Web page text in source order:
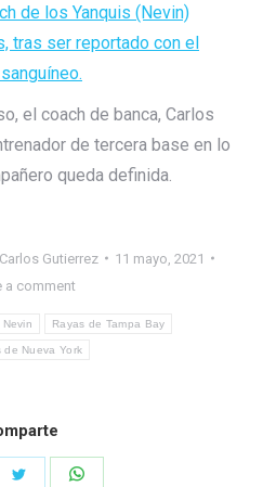
de los Yanquis (Nevin)
tras ser reportado con el
el coach de banca, Carlos
de tercera base en lo
queda definida.
Gutierrez
11 mayo, 2021
a comment
Nevin Rayas de Tampa Bay
de Nueva York
Share